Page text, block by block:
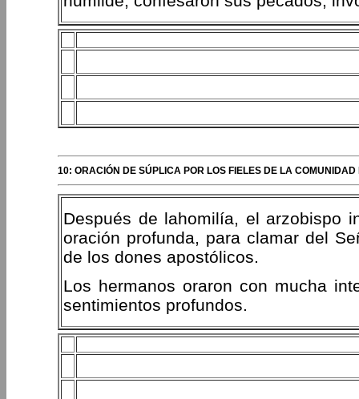
10: ORACIÓN DE SÚPLICA POR LOS FIELES DE LA COMUNIDAD
Después de lahomilía, el arzobispo
oración profunda, para clamar del
de los dones apostólicos.
Los hermanos oraron con mucha
sentimientos profundos.